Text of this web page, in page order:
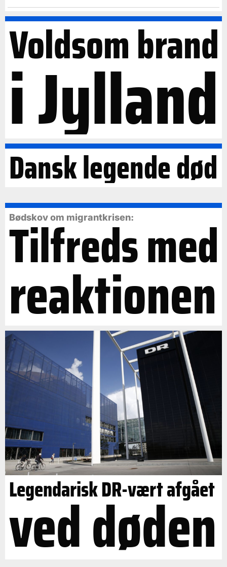
Voldsom brand
i Jylland
Dansk legende død
Bødskov om migrantkrisen:
Tilfreds med
reaktionen
Legendarisk DR-vært afgået
ved døden